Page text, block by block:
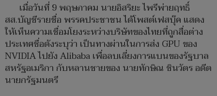
เมื่อวันที่ 9 พฤษภาคม นายอิสริยะ ไพรีพ่ายฤทธิ์
สส.บัญชีรายชื่อ พรรคประชาชน ได้โพสต์เฟสบุ๊ค แสดง
ให้เห็นความเชื่อมโยงระหว่างบริษัทของไทยที่ถูกสื่อต่าง
ประเทศชื่อดังระบุว่า เป็นทางผ่านในการส่ง GPU ของ
NVIDIA ไปยัง Alibaba เพื่อลบเลี่ยงการแบนของรัฐบาล
สหรัฐอเมริกา กับหลานชายของ นายทักษิณ ชินวัตร อดีต
นายกรัฐมนตรี